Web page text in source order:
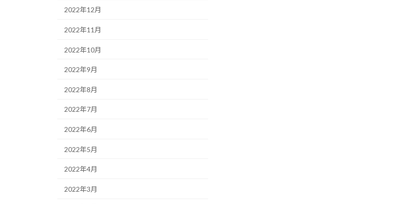
2022年12月
2022年11月
2022年10月
2022年9月
2022年8月
2022年7月
2022年6月
2022年5月
2022年4月
2022年3月